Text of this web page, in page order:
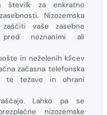
številk za enkratno
Nizozemska
vaše zasebne
neznanimi ali
in neželenih klicev
začasna telefonska
te težave in ohrani
Lahko pa se
nizozemske